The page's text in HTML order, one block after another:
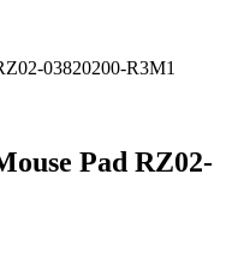
Pad RZ02-